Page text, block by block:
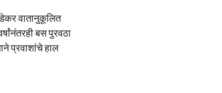
वातानुकूलित
बस पुरवठा
प्रवाशांचे हाल